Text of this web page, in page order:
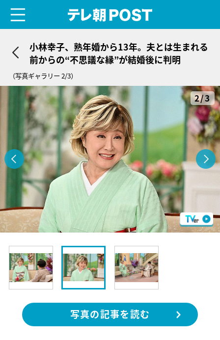
小林幸子、熟年婚から13年。夫とは生まれる
前からの“不思議な縁”が結婚後に判明
（写真ギャラリー 2/3）
2/3
写真の記事を読む